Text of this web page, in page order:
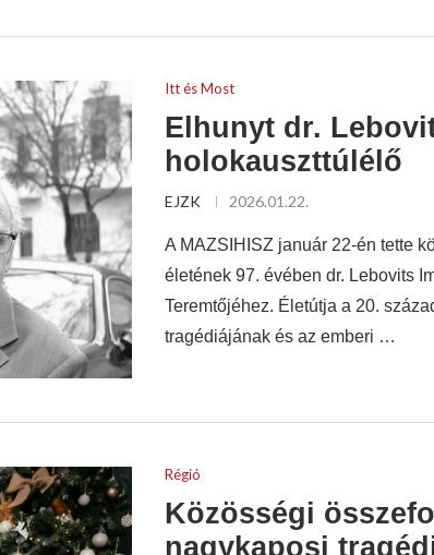
Itt és Most
Elhunyt dr.
holokauszttúlélő
EJZK 2026.01.22.
A MAZSIHISZ január 22-én tette
életének 97. évében dr. Lebovits
Teremtőjéhez. Életútja a 20.
tragédiájának és az emberi …
Régió
Közösségi
nagykaposi